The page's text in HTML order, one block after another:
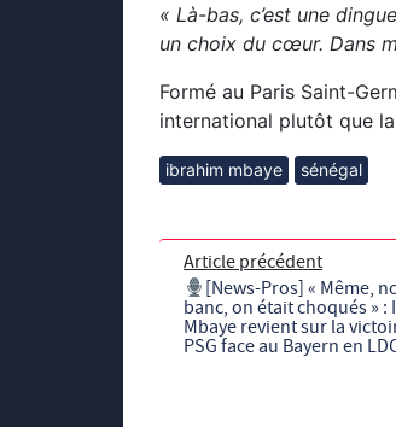
« Là-bas, c’est une
un choix du cœur. Dans
Formé au Paris Saint-
international plutôt que
ibrahim mbaye sénégal
Article précédent
[News-Pros] « Même,
banc, on était choqués » :
Mbaye revient sur la
PSG face au Bayern en